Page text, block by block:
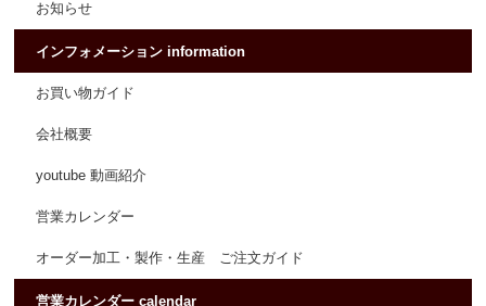
お知らせ
インフォメーション information
お買い物ガイド
会社概要
youtube 動画紹介
営業カレンダー
オーダー加工・製作・生産 ご注文ガイド
営業カレンダー calendar